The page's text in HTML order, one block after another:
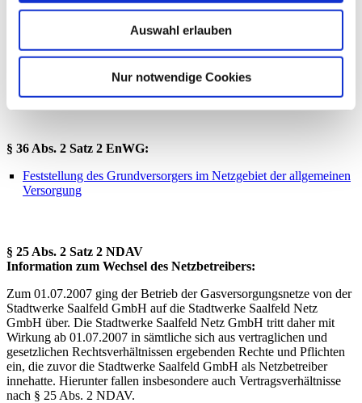
Auswahl erlauben
Nur notwendige Cookies
§ 7a Abs. 5 EnWG:
Bericht über Maßnahmen nach dem
§ 36 Abs. 2 Satz 2 EnWG:
Feststellung des Grundversorgers im Netzgebiet der allgemeinen
Versorgung
§ 25 Abs. 2 Satz 2 NDAV
Information zum Wechsel des Netzbetreibers:
Zum 01.07.2007 ging der Betrieb der Gasversorgungsnetze von der
Stadtwerke Saalfeld GmbH auf die Stadtwerke Saalfeld Netz
GmbH über. Die Stadtwerke Saalfeld Netz GmbH tritt daher mit
Wirkung ab 01.07.2007 in sämtliche sich aus vertraglichen und
gesetzlichen Rechtsverhältnissen ergebenden Rechte und Pflichten
ein, die zuvor die Stadtwerke Saalfeld GmbH als Netzbetreiber
innehatte. Hierunter fallen insbesondere auch Vertragsverhältnisse
nach § 25 Abs. 2 NDAV.